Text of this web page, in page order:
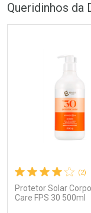
Queridinhos da
(2)
Protetor Solar
Care FPS 30 500ml